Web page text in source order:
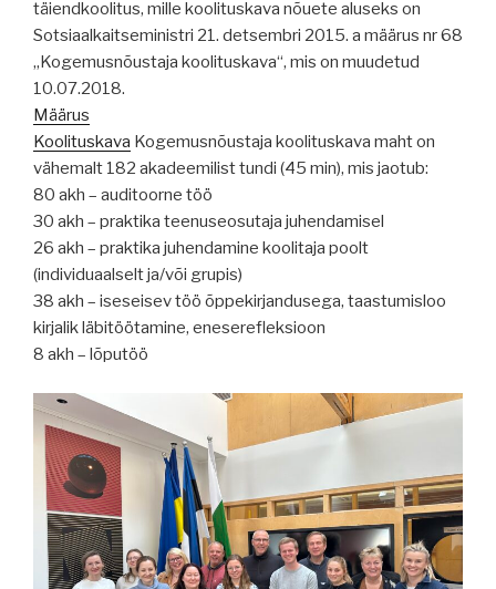
täiendkoolitus, mille koolituskava nõuete aluseks on
Sotsiaalkaitseministri 21. detsembri 2015. a määrus nr 68
„Kogemusnõustaja koolituskava“, mis on muudetud
10.07.2018.
Määrus
Koolituskava Kogemusnõustaja koolituskava maht on
vähemalt 182 akadeemilist tundi (45 min), mis jaotub:
80 akh – auditoorne töö
30 akh – praktika teenuseosutaja juhendamisel
26 akh – praktika juhendamine koolitaja poolt
(individuaalselt ja/või grupis)
38 akh – iseseisev töö õppekirjandusega, taastumisloo
kirjalik läbitöötamine, eneserefleksioon
8 akh – lõputöö